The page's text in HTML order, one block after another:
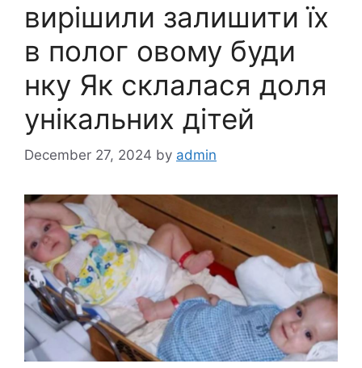
вирішили залишити їх
в полог овому буди
нку Як склалася доля
унікальних дітей
December 27, 2024 by admin